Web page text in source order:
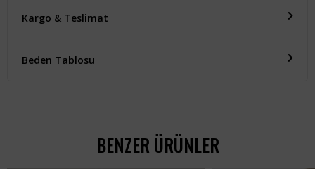
Kargo & Teslimat
Beden Tablosu
BENZER ÜRÜNLER